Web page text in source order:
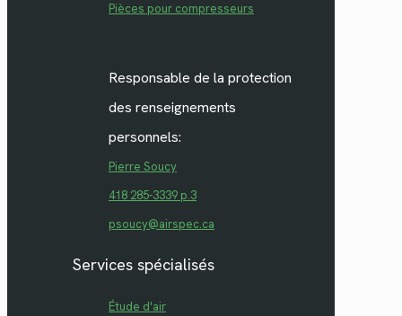
Pièces pour compresseurs
Responsable de la protection
des renseignements
personnels:
Pierre Soucy
418 285-3339 p.3
psoucy@airspec.ca
Services spécialisés
Étude d'air